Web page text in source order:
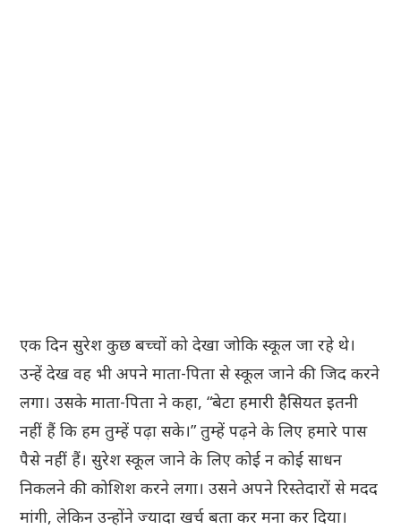
एक दिन सुरेश कुछ बच्चों को देखा जोकि स्कूल जा रहे थे।
उन्हें देख वह भी अपने माता-पिता से स्कूल जाने की जिद करने
लगा। उसके माता-पिता ने कहा, “बेटा हमारी हैसियत इतनी
नहीं हैं कि हम तुम्हें पढ़ा सके।” तुम्हें पढ़ने के लिए हमारे पास
पैसे नहीं हैं। सुरेश स्कूल जाने के लिए कोई न कोई साधन
निकलने की कोशिश करने लगा। उसने अपने रिस्तेदारों से मदद
मांगी, लेकिन उन्होंने ज्यादा खर्च बता कर मना कर दिया।